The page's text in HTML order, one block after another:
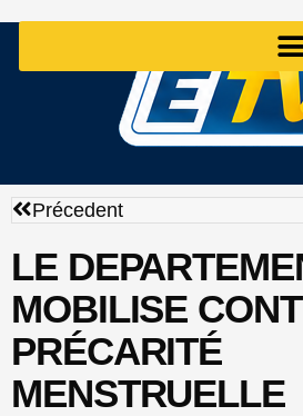
Précédent
Précedent
LE
MOBILISE
PRÉCARITÉ
MENSTRUELLE